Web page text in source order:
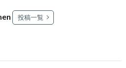
投稿一覧